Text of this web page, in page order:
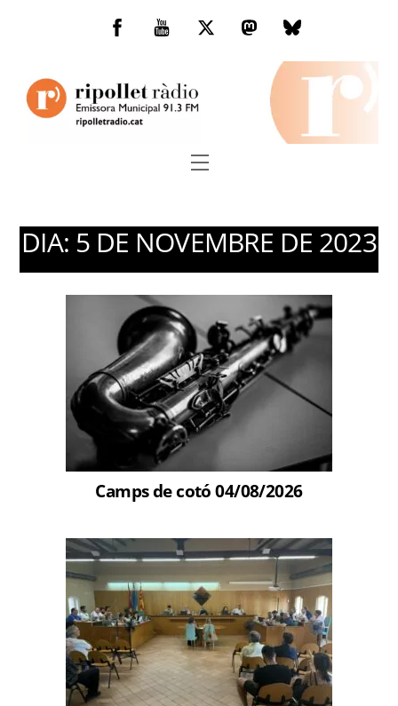
Facebook
You
TwitterMastodonBluesky
Menu
DIA: 5 DE NOVEMBRE DE 2023
Camps de cotó 04/08/2026